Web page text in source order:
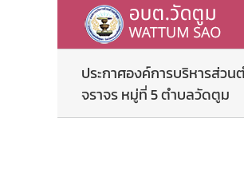
ประกาศองค์การบริหารส่ว
จราจร หมู่ที่ 5 ตำบลวัดตูม